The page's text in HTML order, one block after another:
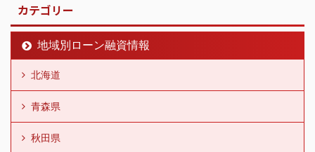
カテゴリー
地域別ローン融資情報
北海道
青森県
秋田県